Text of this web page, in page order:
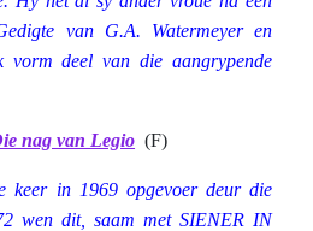
van G.A. Watermeyer en
vorm deel van die aangrypende
nag van Legio (F)
keer in 1969 opgevoer deur die
wen dit, saam met SIENER IN